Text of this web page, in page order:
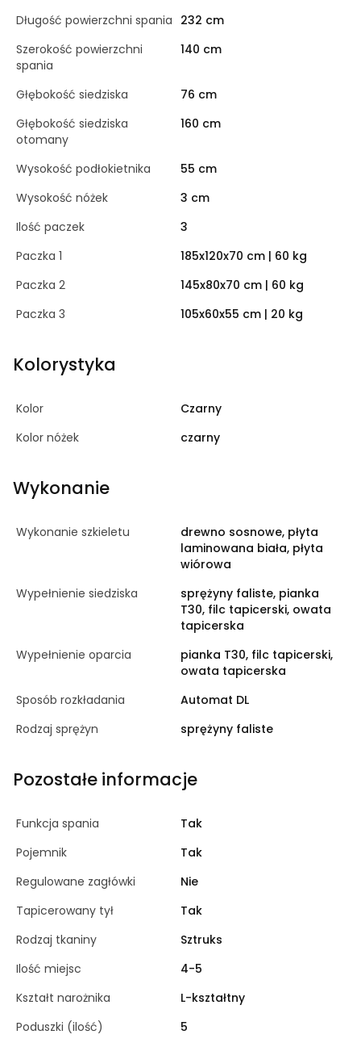
Długość powierzchni spania 232 cm
Szerokość powierzchni
spania
140 cm
Głębokość siedziska
76 cm
Głębokość siedziska
otomany
160 cm
Wysokość podłokietnika
55 cm
Wysokość nóżek
3 cm
Ilość paczek
3
Paczka 1
185x120x70 cm | 60 kg
Paczka 2
145x80x70 cm | 60 kg
Paczka 3
105x60x55 cm | 20 kg
Kolorystyka
Kolor
Czarny
Kolor nóżek
czarny
Wykonanie
Wykonanie szkieletu
drewno sosnowe, płyta
laminowana biała, płyta
wiórowa
Wypełnienie siedziska
sprężyny faliste, pianka
T30, filc tapicerski, owata
tapicerska
Wypełnienie oparcia
pianka T30, filc tapicerski,
owata tapicerska
Sposób rozkładania
Automat DL
Rodzaj sprężyn
sprężyny faliste
Pozostałe informacje
Funkcja spania
Tak
Pojemnik
Tak
Regulowane zagłówki
Nie
Tapicerowany tył
Tak
Rodzaj tkaniny
Sztruks
Ilość miejsc
4-5
Kształt narożnika
L-kształtny
Poduszki (ilość)
5